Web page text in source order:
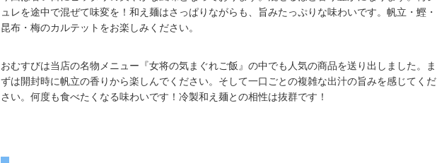
ュレを途中で混ぜて味変を！和え麺はさっぱりながらも、旨みたっぷりな味わいです。帆立・鰹・
昆布・梅のカルテットをお楽しみください。
おむすびは当店の名物メニュー『女将の気まぐれご飯』の中でも人気の商品を送り出しました。ま
ずは開封時に帆立の香りから楽しんでください。そして一口ごとの複雑な出汁の旨みを感じてくだ
さい。何度も食べたくなる味わいです！冷製和え麺との相性は抜群です！